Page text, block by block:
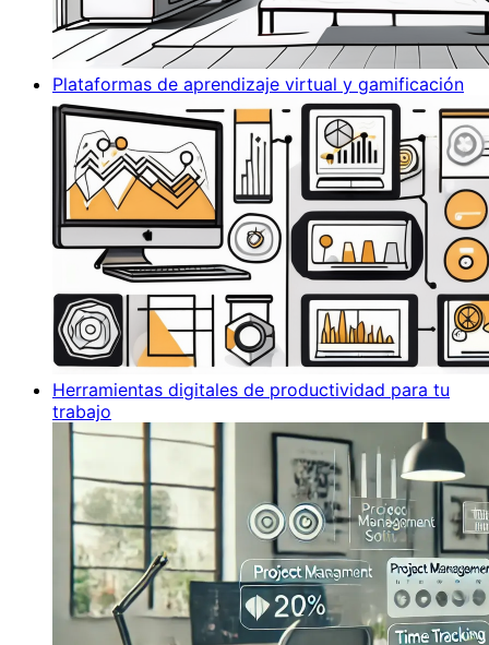
Plataformas de aprendizaje virtual y gamificación
Herramientas digitales de productividad para tu
trabajo